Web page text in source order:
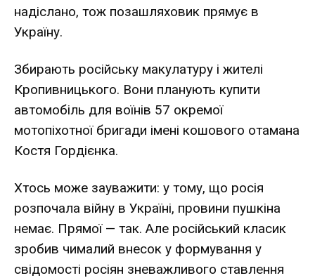
надіслано, тож позашляховик прямує в
Україну.
Збирають російську макулатуру і жителі
Кропивницького. Вони планують купити
автомобіль для воїнів 57 окремої
мотопіхотної бригади імені кошового отамана
Костя Гордієнка.
Хтось може зауважити: у тому, що росія
розпочала війну в Україні, провини пушкіна
немає. Прямої — так. Але російський класик
зробив чималий внесок у формування у
свідомості росіян зневажливого ставлення